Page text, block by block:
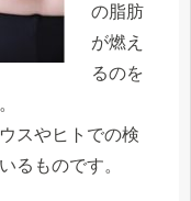
の脂肪
が燃え
るのを
スやヒトでの検
るものです。